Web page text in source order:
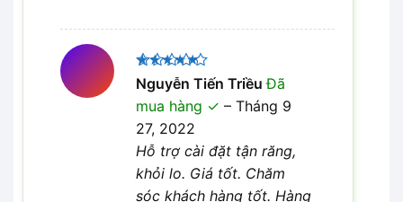
Được xếp
hạng 5
sao
Nguyễn Tiến TriềuĐã
mua hàng
– Tháng 9
27, 2022
Hỗ trợ cài đặt tận răng,
khỏi lo. Giá tốt. Chăm
sóc khách hàng tốt. Hàng